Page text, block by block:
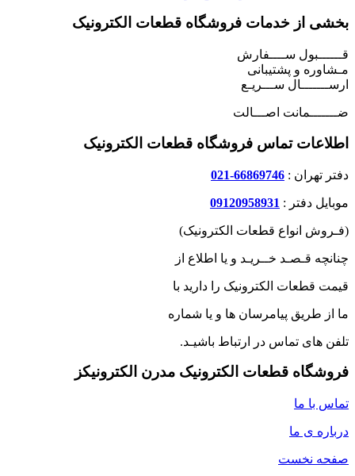
بخشی از خدمات فروشگاه قطعات الکترونیک
قــــــبول ســــفارش
مـشاوره و پشتیبانی
ارســـــــال ســـریـع
ضـــــــمانت اصـــالت
اطلاعات تماس فروشگاه قطعات الکترونیک
دفتر تهران : 66869746-021
موبایل دفتر : 09120958931
(فـروش انواع قطعات الکترونیک)
چنانچه قـصـد خــریـد و یا اطلاع از
قیمت قطعات الکترونیک را دارید با
ما از طریق پیامرسان ها و یا شماره
تلفن های تماس در ارتباط باشیـد.
فروشگاه قطعات الکترونیک مدرن الکترونیکز
تماس با ما
درباره ی ما
صفحه نخست